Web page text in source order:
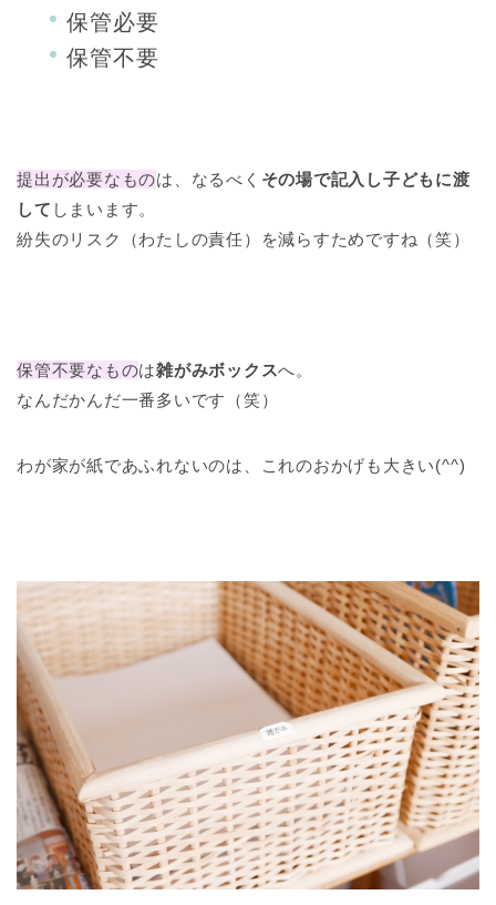
保管必要
保管不要
提出が必要なものは、なるべく その場で記入し子どもに渡
して しまいます。
紛失のリスク（わたしの責任）を減らすためですね（笑）
保管不要なものは雑がみボックスへ。
なんだかんだ一番多いです（笑）
わが家が紙であふれないのは、これのおかげも大きい(^^)